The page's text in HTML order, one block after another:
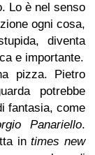
Lo è nel senso
ogni cosa,
diventa
e importante.
pizza. Pietro
potrebbe
fantasia, come
Panariello.
intimes new